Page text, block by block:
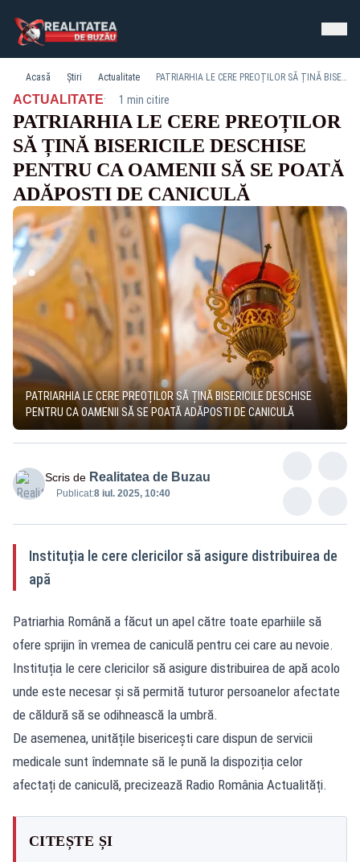
Acasă Știri Actualitate PATRIARHIA LE CERE PREOȚILOR SĂ ȚINĂ BISERICILE DESCHISE PENTRU CA OAMENII SĂ SE POATĂ ADĂPOSTI DE CANICULĂ
ACTUALITATE· 1 min citire
PATRIARHIA LE CERE PREOȚILOR
SĂ ȚINĂ BISERICILE DESCHISE
PENTRU CA OAMENII SĂ SE POATĂ
ADĂPOSTI DE CANICULĂ
PATRIARHIA LE CERE PREOȚILOR SĂ ȚINĂ BISERICILE DESCHISE
PENTRU CA OAMENII SĂ SE POATĂ ADĂPOSTI DE CANICULĂ
Scris de Realitatea de Buzau
Publicat:8 iul. 2025, 10:40
Instituția le cere clericilor să asigure distribuirea de
apă
Patriarhia Română a făcut un apel către toate eparhiile să
ofere sprijin în vremea de caniculă pentru cei care au nevoie.
Instituția le cere clericilor să asigure distribuirea de apă acolo
unde este necesar și să permită tuturor persoanelor afectate
de căldură să se odihnească la umbră.
De asemenea, unitățile bisericești care dispun de servicii
medicale sunt îndemnate să le pună la dispoziția celor
afectați de caniculă, precizează Radio România Actualități.
CITEȘTE ȘI